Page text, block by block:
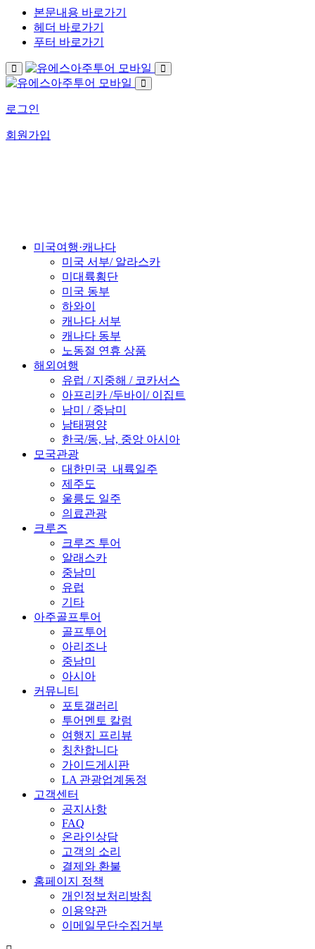
본문내용 바로가기
헤더 바로가기
푸터 바로가기
로그인
회원가입
미국여행·캐나다
미국 서부/ 알라스카
미대륙횡단
미국 동부
하와이
캐나다 서부
캐나다 동부
노동절 연휴 상품
해외여행
유럽 / 지중해 / 코카서스
아프리카 /두바이/ 이집트
남미 / 중남미
남태평양
한국/동, 남, 중앙 아시아
모국관광
대한민국_내륙일주
제주도
울릉도 일주
의료관광
크루즈
크루즈 투어
알래스카
중남미
유럽
기타
아주골프투어
골프투어
아리조나
중남미
아시아
커뮤니티
포토갤러리
투어멘토 칼럼
여행지 프리뷰
칭찬합니다
가이드게시판
LA 관광업계동정
고객센터
공지사항
FAQ
온라인상담
고객의 소리
결제와 환불
홈페이지 정책
개인정보처리방침
이용약관
이메일무단수집거부